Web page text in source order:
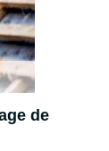
de